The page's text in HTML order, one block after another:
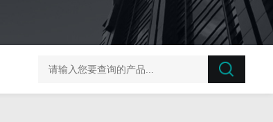
榛子东部枯萎病菌探针法qPCR试剂盒不含内参